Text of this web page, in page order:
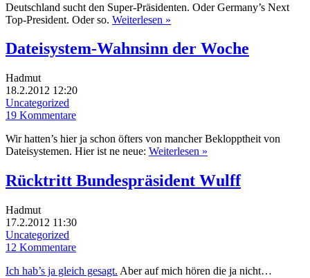
Deutschland sucht den Super-Präsidenten. Oder Germany’s Next
Top-President. Oder so. Weiterlesen »
Dateisystem-Wahnsinn der Woche
Hadmut
18.2.2012 12:20
Uncategorized
19 Kommentare
Wir hatten’s hier ja schon öfters von mancher Beklopptheit von
Dateisystemen. Hier ist ne neue: Weiterlesen »
Rücktritt Bundespräsident Wulff
Hadmut
17.2.2012 11:30
Uncategorized
12 Kommentare
Ich hab’s ja gleich gesagt. Aber auf mich hören die ja nicht…